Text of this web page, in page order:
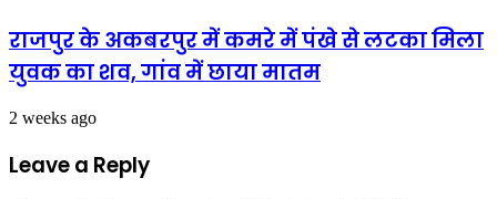
राजपुर के अकबरपुर में कमरे में पंखे से लटका मिला
युवक का शव, गांव में छाया मातम
2 weeks ago
Leave a Reply